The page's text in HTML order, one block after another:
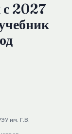
с 2027
им. Г.В.